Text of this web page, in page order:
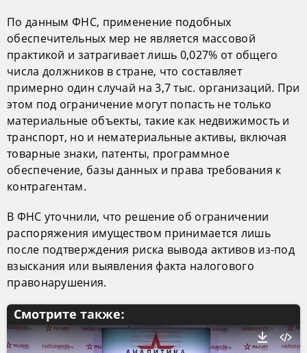
По данным ФНС, применение подобных
обеспечительных мер не является массовой
практикой и затрагивает лишь 0,027% от общего
числа должников в стране, что составляет
примерно один случай на 3,7 тыс. организаций. При
этом под ограничение могут попасть не только
материальные объекты, такие как недвижимость и
транспорт, но и нематериальные активы, включая
товарные знаки, патенты, программное
обеспечение, базы данных и права требования к
контрагентам.
В ФНС уточнили, что решение об ограничении
распоряжения имуществом принимается лишь
после подтверждения риска вывода активов из-под
взыскания или выявления факта налогового
правонарушения.
Смотрите также: